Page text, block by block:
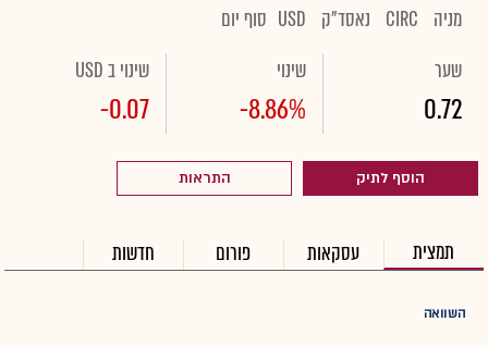
מניה
CIRC נאסד"ק USD סוף יום
שער
0.72
שינוי
-8.86%
שינוי ב USD
-0.07
הוסף לתיק התראות
תמצית עסקאות פורום חדשות
השוואה